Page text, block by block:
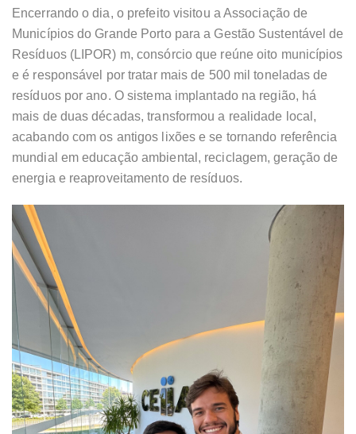
Encerrando o dia, o prefeito visitou a Associação de
Municípios do Grande Porto para a Gestão Sustentável de
Resíduos (LIPOR) m, consórcio que reúne oito municípios
e é responsável por tratar mais de 500 mil toneladas de
resíduos por ano. O sistema implantado na região, há
mais de duas décadas, transformou a realidade local,
acabando com os antigos lixões e se tornando referência
mundial em educação ambiental, reciclagem, geração de
energia e reaproveitamento de resíduos.